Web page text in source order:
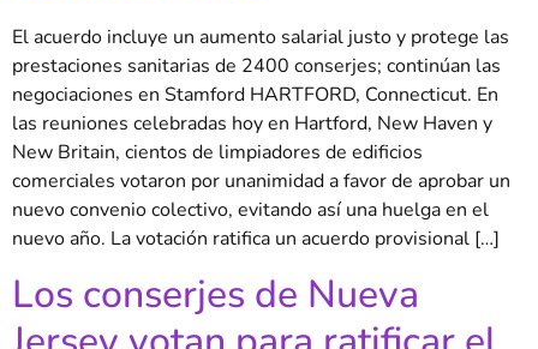
El acuerdo incluye un aumento salarial justo y protege las
prestaciones sanitarias de 2400 conserjes; continúan las
negociaciones en Stamford HARTFORD, Connecticut. En
las reuniones celebradas hoy en Hartford, New Haven y
New Britain, cientos de limpiadores de edificios
comerciales votaron por unanimidad a favor de aprobar un
nuevo convenio colectivo, evitando así una huelga en el
nuevo año. La votación ratifica un acuerdo provisional […]
Los conserjes de Nueva